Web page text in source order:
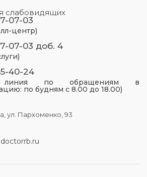
слабовидящих
07-03
центр)
07-03 доб. 4
40-24
линия по обращениям в
по будням с 8.00 до 18.00)
ул. Пархоменко, 93